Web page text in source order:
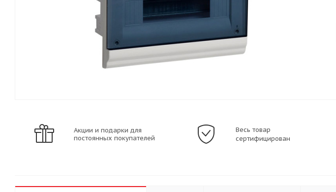
Акции и подарки для
постоянных покупателей
Весь товар
сертифицирован